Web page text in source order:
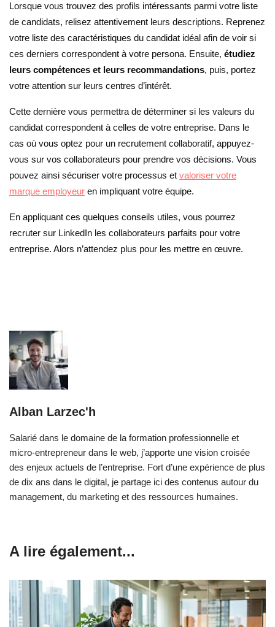
Lorsque vous trouvez des profils intéressants parmi votre liste
de candidats, relisez attentivement leurs descriptions. Reprenez
votre liste des caractéristiques du candidat idéal afin de voir si
ces derniers correspondent à votre persona. Ensuite, étudiez
leurs compétences et leurs recommandations, puis, portez
votre attention sur leurs centres d’intérêt.
Cette dernière vous permettra de déterminer si les valeurs du
candidat correspondent à celles de votre entreprise. Dans le
cas où vous optez pour un recrutement collaboratif, appuyez-
vous sur vos collaborateurs pour prendre vos décisions. Vous
pouvez ainsi sécuriser votre processus et valoriser votre
marque employeur en impliquant votre équipe.
En appliquant ces quelques conseils utiles, vous pourrez
recruter sur LinkedIn les collaborateurs parfaits pour votre
entreprise. Alors n’attendez plus pour les mettre en œuvre.
Alban Larzec'h
Salarié dans le domaine de la formation professionnelle et
micro-entrepreneur dans le web, j’apporte une vision croisée
des enjeux actuels de l’entreprise. Fort d’une expérience de plus
de dix ans dans le digital, je partage ici des contenus autour du
management, du marketing et des ressources humaines.
A lire également...